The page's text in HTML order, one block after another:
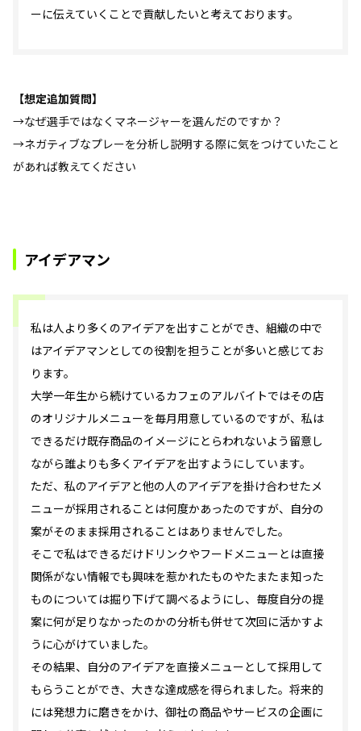
ーに伝えていくことで貢献したいと考えております。
【想定追加質問】
→なぜ選手ではなくマネージャーを選んだのですか？
→ネガティブなプレーを分析し説明する際に気をつけていたこと
があれば教えてください
アイデアマン
私は人より多くのアイデアを出すことができ、組織の中で
はアイデアマンとしての役割を担うことが多いと感じてお
ります。
大学一年生から続けているカフェのアルバイトではその店
のオリジナルメニューを毎月用意しているのですが、私は
できるだけ既存商品のイメージにとらわれないよう留意し
ながら誰よりも多くアイデアを出すようにしています。
ただ、私のアイデアと他の人のアイデアを掛け合わせたメ
ニューが採用されることは何度かあったのですが、自分の
案がそのまま採用されることはありませんでした。
そこで私はできるだけドリンクやフードメニューとは直接
関係がない情報でも興味を惹かれたものやたまたま知った
ものについては掘り下げて調べるようにし、毎度自分の提
案に何が足りなかったのかの分析も併せて次回に活かすよ
うに心がけていました。
その結果、自分のアイデアを直接メニューとして採用して
もらうことができ、大きな達成感を得られました。将来的
には発想力に磨きをかけ、御社の商品やサービスの企画に